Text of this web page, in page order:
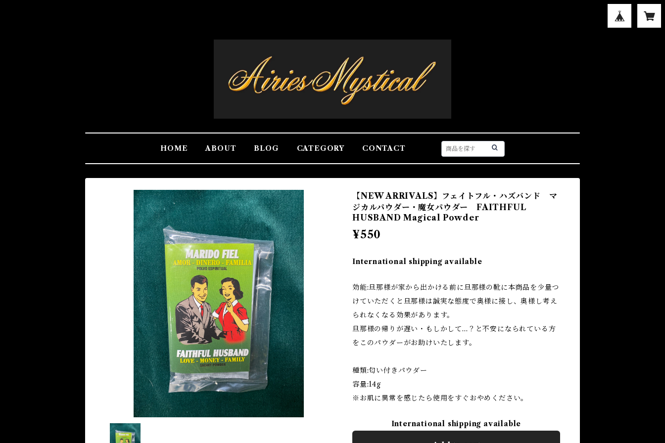
HOME ABOUT BLOG CATEGORY CONTACT
【NEW ARRIVALS】フェイトフル・ハズバンド マ
ジカルパウダー・魔女パウダー FAITHFUL
HUSBAND Magical Powder
¥550
International shipping available
効能:旦那様が家から出かける前に旦那様の靴に本商品を少量つ
けていただくと旦那様は誠実な態度で奥様に接し、奥様し考え
られなくなる効果があります。
旦那様の帰りが遅い・もしかして…？と不安になられている方
をこのパウダーがお助けいたします。
種類:匂い付きパウダー
容量:14g
※お肌に異常を感じたら使用をすぐおやめください。
International shipping available